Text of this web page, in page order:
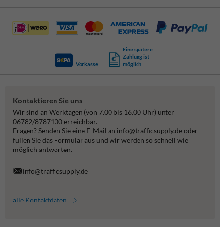
Vorkasse
Eine spätere
Zahlung ist
möglich
Kontaktieren Sie uns
Wir sind an Werktagen (von 7.00 bis 16.00 Uhr) unter
06782/8787100 erreichbar.
Fragen? Senden Sie eine E-Mail an info@trafficsupply.deoder
füllen Sie das Formular aus und wir werden so schnell wie
möglich antworten.
info@trafficsupply.de
alle Kontaktdaten